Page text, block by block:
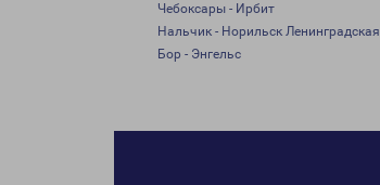
Чебоксары - Ирбит
Нальчик - Норильск Ленинградская
Бор - Энгельс